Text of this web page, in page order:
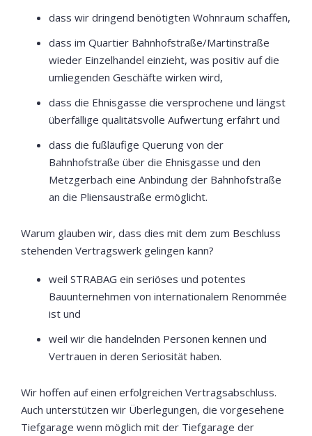
dass wir dringend benötigten Wohnraum schaffen,
dass im Quartier Bahnhofstraße/Martinstraße
wieder Einzelhandel einzieht, was positiv auf die
umliegenden Geschäfte wirken wird,
dass die Ehnisgasse die versprochene und längst
überfällige qualitätsvolle Aufwertung erfährt und
dass die fußläufige Querung von der
Bahnhofstraße über die Ehnisgasse und den
Metzgerbach eine Anbindung der Bahnhofstraße
an die Pliensaustraße ermöglicht.
Warum glauben wir, dass dies mit dem zum Beschluss
stehenden Vertragswerk gelingen kann?
weil STRABAG ein seriöses und potentes
Bauunternehmen von internationalem Renommée
ist und
weil wir die handelnden Personen kennen und
Vertrauen in deren Seriosität haben.
Wir hoffen auf einen erfolgreichen Vertragsabschluss.
Auch unterstützen wir Überlegungen, die vorgesehene
Tiefgarage wenn möglich mit der Tiefgarage der